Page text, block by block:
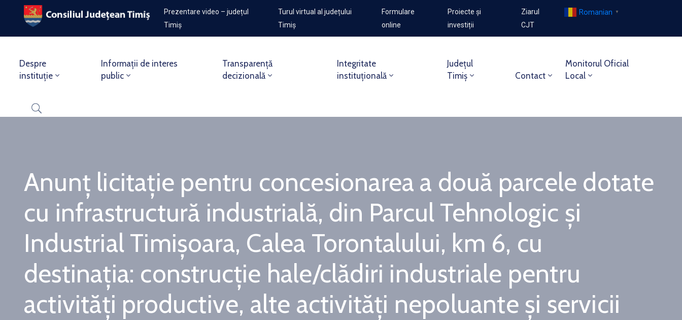
Prezentare video – județul
Timiș
Turul virtual al județului
Timiș
Formulare
online
Proiecte și
investiții
Ziarul
CJT
Romanian ▼
Despre
instituție
Informații de interes
public
Transparență
decizională
Integritate
instituțională
Județul
Timiș
Contact
Monitorul Oficial
Local
Anunț licitație pentru concesionarea a două parcele dotate
cu infrastructură industrială, din Parcul Tehnologic și
Industrial Timișoara, Calea Torontalului, km 6, cu
destinația: construcție hale/clădiri industriale pentru
activități productive, alte activități nepoluante și servicii